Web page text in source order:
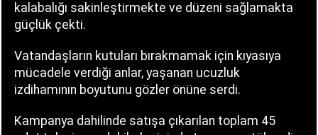
kalabalığı sakinleştirmekte ve düzeni sağlamakta
güçlük çekti.
Vatandaşların kutuları bırakmamak için kıyasıya
mücadele verdiği anlar, yaşanan ucuzluk
izdihamının boyutunu gözler önüne serdi.
Kampanya dahilinde satışa çıkarılan toplam 45